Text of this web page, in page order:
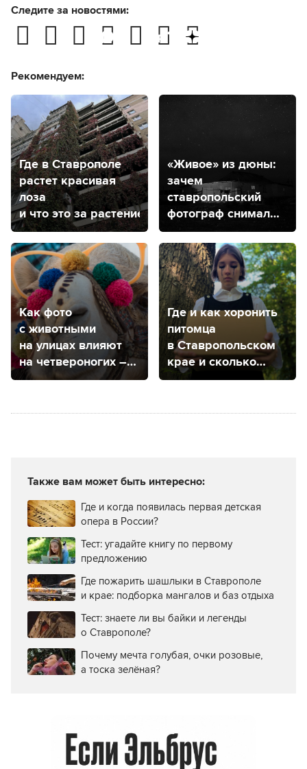
Следите за новостями:
Рекомендуем:
Где в Ставрополе
растет красивая
лоза
и что это за растение?
«Живое» из дюны:
зачем
ставропольский
фотограф снимал
ногайскую степь?
Как фото
с животными
на улицах влияют
на четвероногих –
рассказала
из Ставрополя
Где и как хоронить
питомца
в Ставропольском
крае и сколько
это стоит?
Также вам может быть интересно:
Где и когда появилась первая детская
опера в России?
Тест: угадайте книгу по первому
предложению
Где пожарить шашлыки в Ставрополе
и крае: подборка мангалов и баз отдыха
Тест: знаете ли вы байки и легенды
о Ставрополе?
Почему мечта голубая, очки розовые,
а тоска зелёная?